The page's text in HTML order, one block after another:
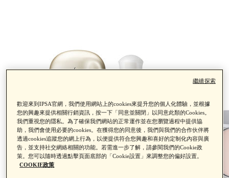
歡迎來到IPSA官網，我們使用網站上的cookies來提升您的個人化體驗，並根據
您的興趣來提供相關行銷資訊，按一下「同意並關閉」以同意此類的Cookies。
我們重視您的隱私。為了確保我們網站的正常運作並在您瀏覽過程中提供協
助，我們會使用必要的cookies。在獲得您的同意後，我們與我們的合作伙伴將
透過cookies追蹤您的網上行為，以便提供符合您興趣和喜好的定制化內容與廣
告，並支持社交網絡相關的功能。若需進一步了解，請參閱我們的Cookie政
策。您可以隨時透過點擊頁面底部的「Cookie設置」來調整您的偏好設置。
COOKIE政策
繼續探索